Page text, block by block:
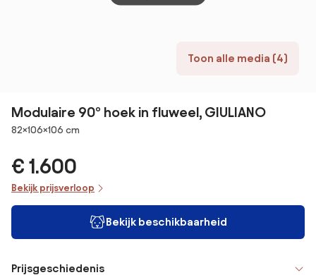
Toon alle media (4)
Modulaire 90° hoek in fluweel, GIULIANO
Afmetingen
82×106×106 cm
€ 1.600
Bekijk prijsverloop
Bekijk beschikbaarheid
Prijsgeschiedenis